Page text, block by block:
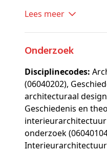
Lees meer
Onderzoek
Disciplinecodes:
(06040202),
architecturaal design
Geschiedenis en
interieurarchitectuur
onderzoek